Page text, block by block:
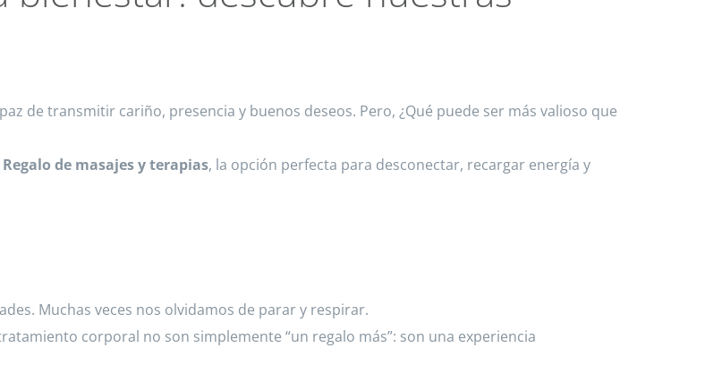
de transmitir cariño, presencia y buenos deseos. Pero, ¿Qué puede ser más valioso que
de masajes y terapias, la opción perfecta para desconectar, recargar energía y
Muchas veces nos olvidamos de parar y respirar.
corporal no son simplemente “un regalo más”: son una experiencia